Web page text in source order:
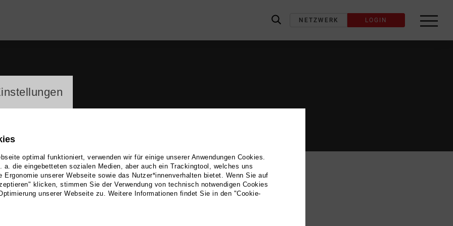
label_search
NETZWERK LOGIN
Günther
optimal funktioniert, verwenden wir für einige unserer Anwendungen Cookies.
a. die eingebetteten sozialen Medien, aber auch ein Trackingtool, welches uns
Ergonomie unserer Webseite sowie das Nutzer*innenverhalten bietet. Wenn Sie auf
klicken, stimmen Sie der Verwendung von technisch notwendigen Cookies
unserer Webseite zu. Weitere Informationen findet Sie in den "Cookie-